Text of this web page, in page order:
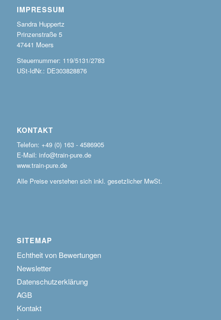
IMPRESSUM
Sandra Huppertz
Prinzenstraße 5
47441 Moers
Steuernummer: 119/5131/2783
USt-IdNr.: DE303828876
KONTAKT
Telefon: +49 (0) 163 - 4586905
E-Mail: info@train-pure.de
www.train-pure.de
Alle Preise verstehen sich inkl. gesetzlicher MwSt.
SITEMAP
Echtheit von Bewertungen
Newsletter
Datenschutzerklärung
AGB
Kontakt